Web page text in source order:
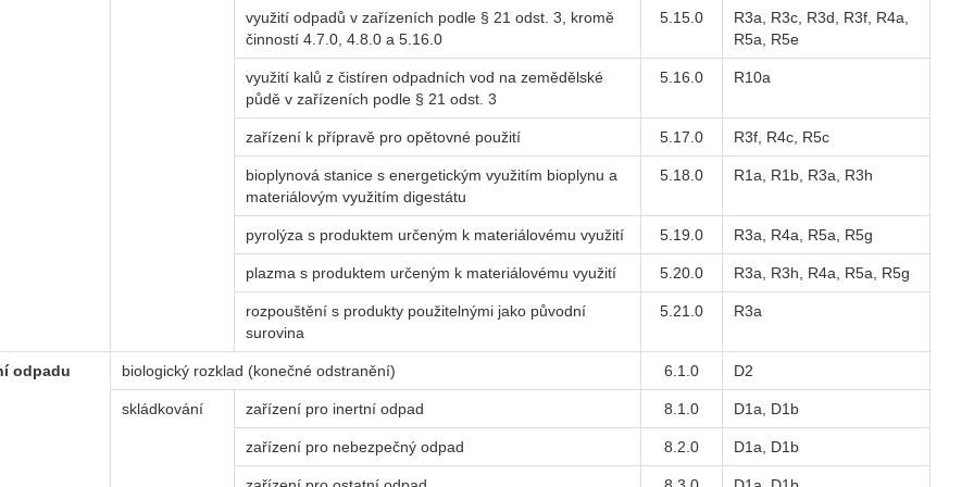
využití odpadů v zařízeních podle § 21 odst. 3, kromě
činností 4.7.0, 4.8.0 a 5.16.0
5.15.0
R3a, R3c, R3d, R3f, R4a,
R5a, R5e
využití kalů z čistíren odpadních vod na zemědělské
půdě v zařízeních podle § 21 odst. 3
5.16.0 R10a
zařízení k přípravě pro opětovné použití 5.17.0 R3f, R4c, R5c
bioplynová stanice s energetickým využitím bioplynu a
materiálovým využitím digestátu
5.18.0 R1a, R1b, R3a, R3h
pyrolýza s produktem určeným k materiálovému využití 5.19.0 R3a, R4a, R5a, R5g
plazma s produktem určeným k materiálovému využití 5.20.0 R3a, R3h, R4a, R5a, R5g
rozpouštění s produkty použitelnými jako původní
surovina
5.21.0 R3a
odpadu biologický rozklad (konečné odstranění) 6.1.0 D2
skládkování zařízení pro inertní odpad 8.1.0 D1a, D1b
zařízení pro nebezpečný odpad 8.2.0 D1a, D1b